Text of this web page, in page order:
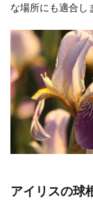
な場所にも適合し
アイリスの球